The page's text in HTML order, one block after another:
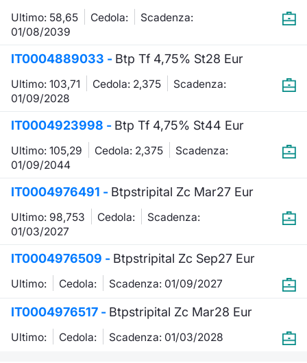
Ultimo: 58,65 Cedola:
Scadenza:
01/08/2039
IT0004889033 - Btp Tf 4,75% St28 Eur
Ultimo: 103,71 Cedola: 2,375
Scadenza:
01/09/2028
IT0004923998 - Btp Tf 4,75% St44 Eur
Ultimo: 105,29 Cedola: 2,375
Scadenza:
01/09/2044
IT0004976491 - Btpstripital Zc Mar27 Eur
Ultimo: 98,753 Cedola:
Scadenza:
01/03/2027
IT0004976509 - Btpstripital Zc Sep27 Eur
Ultimo: Cedola: Scadenza: 01/09/2027
IT0004976517 - Btpstripital Zc Mar28 Eur
Ultimo: Cedola: Scadenza: 01/03/2028